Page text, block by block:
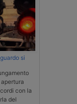
si
con la
del